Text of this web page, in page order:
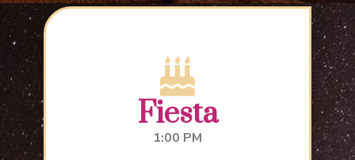
Fiesta
1:00 PM